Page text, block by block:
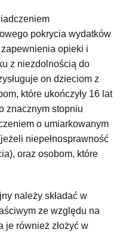
pokrycia wydatków
opieki i
z niezdolnością do
on dzieciom z
które ukończyły 16 lat
znacznym stopniu
o umiarkowanym
niepełnosprawność
oraz osobom, które
należy składać w
ze względu na
je również złożyć w